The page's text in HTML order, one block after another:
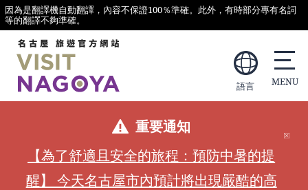
因為是翻譯機自動翻譯，內容不保證100％準確。此外，有時部分專有名詞
等的翻譯不夠準確。
語言
重要通知
【為了舒適且安全的旅程：預防中暑的提
醒】 今天名古屋市內預計將出現嚴酷的高